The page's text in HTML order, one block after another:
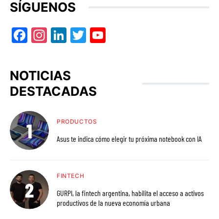
SÍGUENOS
Facebook
Instagram
LinkedIn
Twitter
NOTICIAS
DESTACADAS
PRODUCTOS
Asus te indica cómo elegir tu próxima notebook con IA
FINTECH
GURPI, la fintech argentina, habilita el acceso a activos
productivos de la nueva economía urbana